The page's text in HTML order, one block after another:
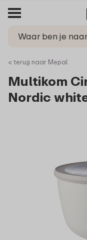
< terug naar Mepal
Multikom
Nordic